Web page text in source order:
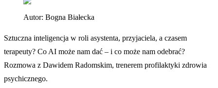
Autor: Bogna Białecka
Sztuczna inteligencja w roli asystenta, przyjaciela, a czasem
terapeuty? Co AI może nam dać – i co może nam odebrać?
Rozmowa z Dawidem Radomskim, trenerem profilaktyki zdrowia
psychicznego.